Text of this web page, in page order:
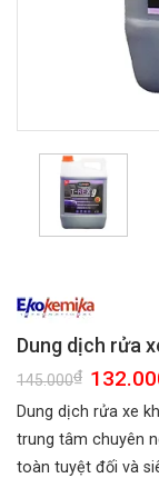
Dung dịch rửa
145.000₫ Giá
gốc
là:
145.000₫.
Dung dịch rửa xe
trung tâm chuyên
toàn tuyệt đối và